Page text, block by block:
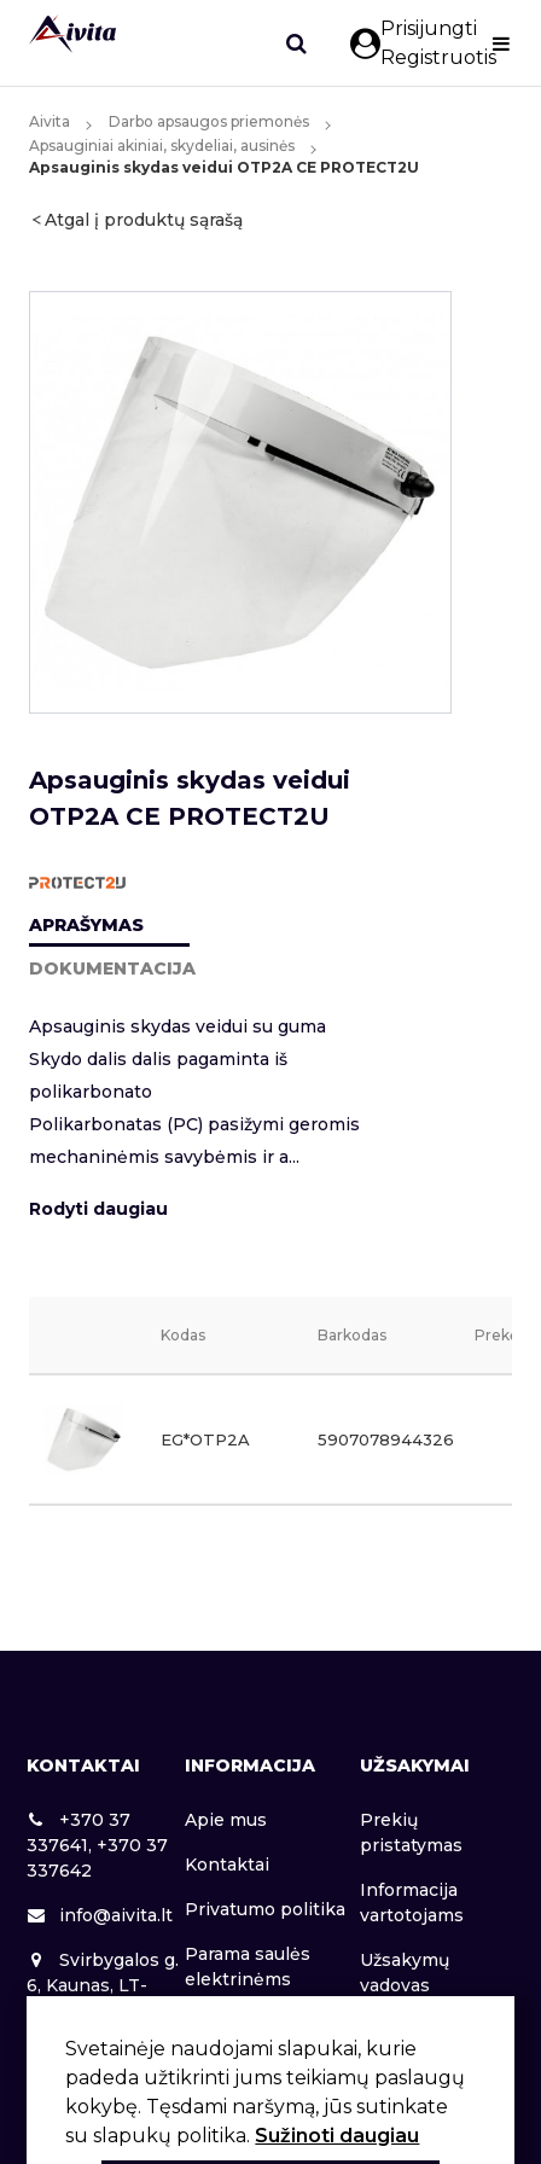
Prisijungti
Registruotis
Aivita
Darbo apsaugos priemonės
Apsauginiai akiniai, skydeliai, ausinės
Apsauginis skydas veidui OTP2A CE PROTECT2U
Atgal į produktų sąrašą
Apsauginis skydas veidui
OTP2A CE PROTECT2U
APRAŠYMAS
DOKUMENTACIJA
Apsauginis skydas veidui su guma
Skydo dalis dalis pagaminta iš
polikarbonato
Polikarbonatas (PC) pasižymi geromis
mechaninėmis savybėmis ir a...
Rodyti daugiau
Kodas Barkodas Prekės
EG*OTP2A 5907078944326
KONTAKTAI
+370 37
337641, +370 37
337642
info@aivita.lt
Svirbygalos g.
6, Kaunas, LT-
INFORMACIJA
Apie mus
Kontaktai
Privatumo politika
Parama saulės
elektrinėms
UŽSAKYMAI
Prekių
pristatymas
Informacija
vartotojams
Užsakymų
vadovas
Svetainėje naudojami slapukai, kurie
padeda užtikrinti jums teikiamų paslaugų
kokybę. Tęsdami naršymą, jūs sutinkate
su slapukų politika. Sužinoti daugiau